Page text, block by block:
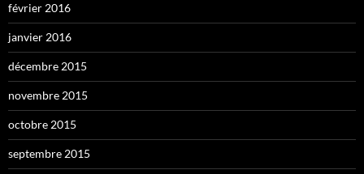
février 2016
janvier 2016
décembre 2015
novembre 2015
octobre 2015
septembre 2015